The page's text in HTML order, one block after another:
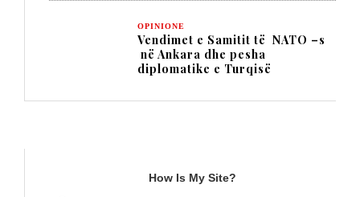
OPINIONE
Vendimet e Samitit të NATO –s
në Ankara dhe pesha
diplomatike e Turqisë
How Is My Site?